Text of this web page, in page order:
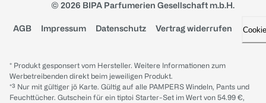
© 2026 BIPA Parfumerien Gesellschaft m.b.H.
AGB Impressum Datenschutz Vertrag widerrufen
* Produkt gesponsert vom Hersteller. Weitere Informationen zum
Werbetreibenden direkt beim jeweiligen Produkt.
*³ Nur mit gültiger jö Karte. Gültig auf alle PAMPERS Windeln, Pants und
Feuchttücher. Gutschein für ein tiptoi Starter-Set im Wert von 54.99 €,